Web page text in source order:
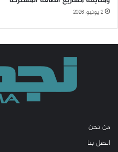
2 يونيو، 2026
من نحن
اتصل بنا